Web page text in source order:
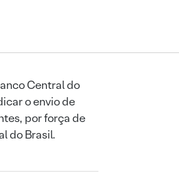
Central do
o envio de
por força de
do Brasil.